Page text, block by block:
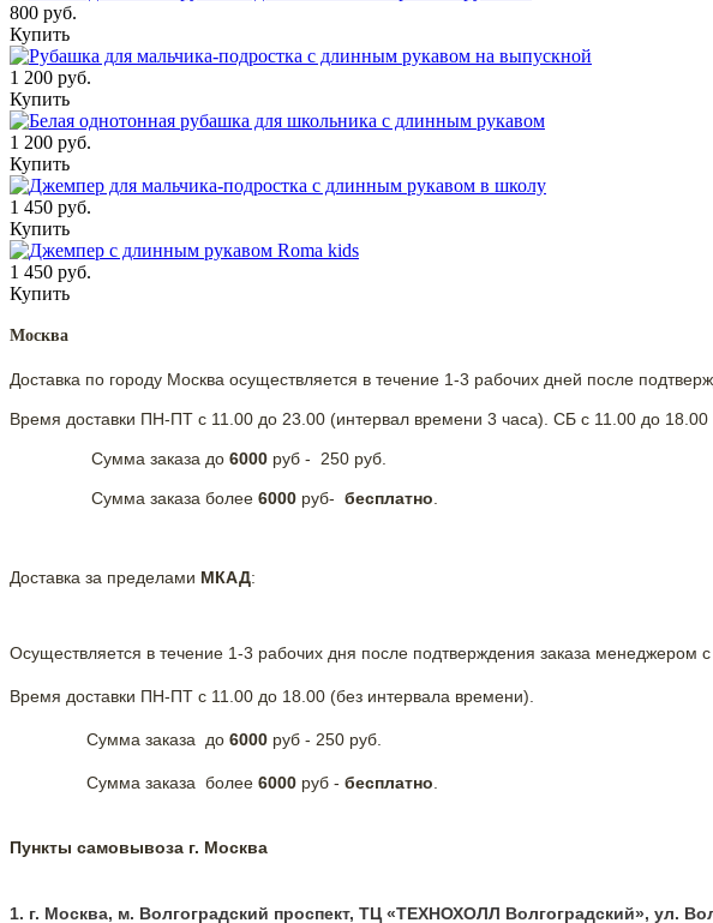
800 руб.
Купить
1 200 руб.
Купить
1 200 руб.
Купить
1 450 руб.
Купить
1 450 руб.
Купить
Москва
Доставка по городу Москва осуществляется в течение 1-3 рабочих дней после
Время доставки ПН-ПТ с 11.00 до 23.00 (интервал времени 3 часа). СБ с 11.00 до 18.00
Сумма заказа до 6000 руб - 250 руб.
Сумма заказа более 6000 руб- бесплатно
Доставка за пределами МКАД:
Осуществляется в течение 1-3 рабочих дня после подтверждения заказа менеджером
Время доставки ПН-ПТ с 11.00 до 18.00 (без интервала времени).
Сумма заказа до 6000 руб - 250 руб.
Сумма заказа более 6000 руб - бесплатно
Пункты самовывоза г. Москва
1. г. Москва, м. Волгоградский проспект, ТЦ «ТЕХНОХОЛЛ Волгоградский», ул.